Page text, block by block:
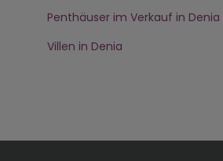
Penthäuser im Verkauf in Denia
Villen in Denia